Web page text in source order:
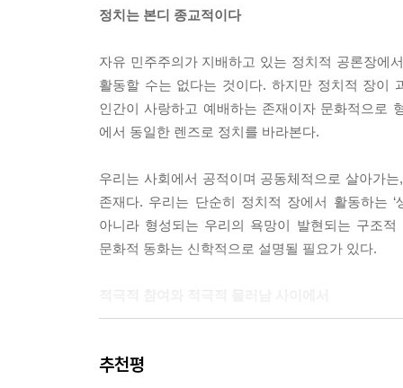
나님의 도성과 지상 도성 사이의 관계에 대한 아
‘이 세상의’ 정의와 문화 만들기를 향한 나의 카
에 관해 지적하듯이, 신자들조차도 ‘이 세상’을
말 수도 있다. 우리는 ‘피조물의 선함’을 긍정하
---「2장 폴리스로서의 교회 재고하기」중에서
우리는 ‘원칙에 입각해 있지만’ 역사에 주의를 기
역사적으로 규정된 순간 속에서 살고 있다. 우리의
정치는 본디 종교적이다
자유 민주주의가 지배하고 있는 정치적 공론장에
활동할 수는 없다는 것이다. 하지만 정치적 장이
인간이 사랑하고 예배하는 존재이자 문화적으로
에서 동일한 렌즈로 정치를 바라본다.
우리는 사회에서 공적이며 공동체적으로 살아가
존재다. 우리는 단순히 정치적 장에서 활동하는
아니라 형성되는 우리의 욕망이 발현되는 구조
문화적 동화는 신학적으로 설명될 필요가 있다.
한다는 주장, 다른 한편으로는 오히려 그 장에서
추천평